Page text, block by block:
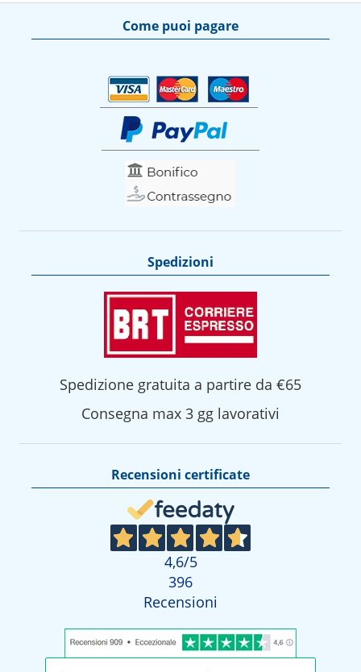
Come puoi pagare
Spedizioni
Spedizione gratuita a partire da €65
Consegna max 3 gg lavorativi
Recensioni certificate
4,6/5
396
Recensioni